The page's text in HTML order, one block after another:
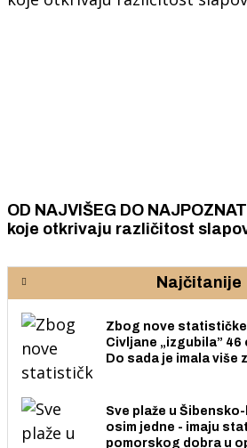
OD NAJVIŠEG DO
koje otkrivaju različitost
Najčitanije
Zbog nove
Civljane „izgubila”
Do sada je imala više
Sve plaže u
osim jedne - imaju
pomorskog dobra u